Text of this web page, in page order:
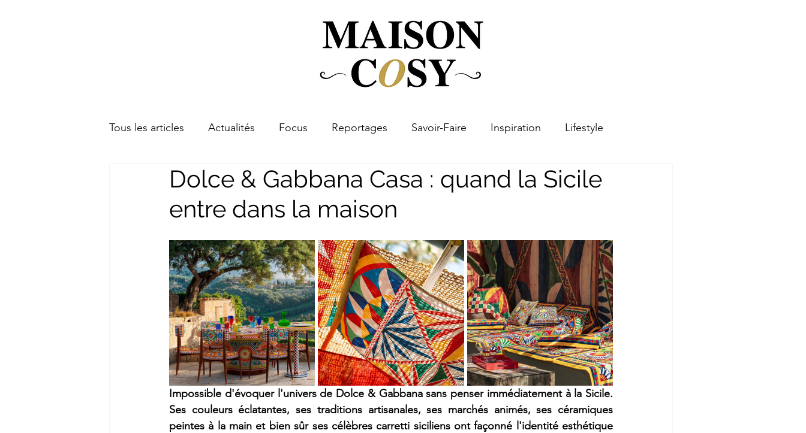
Tous les articles Actualités Focus Reportages Savoir-Faire Inspiration Lifestyle
Dolce & Gabbana Casa : quand la Sicile
entre dans la maison
Impossible d'évoquer l'univers de Dolce & Gabbana sans penser immédiatement à la Sicile.
Ses couleurs éclatantes, ses traditions artisanales, ses marchés animés, ses céramiques
peintes à la main et bien sûr ses célèbres carretti siciliens ont façonné l'identité esthétique